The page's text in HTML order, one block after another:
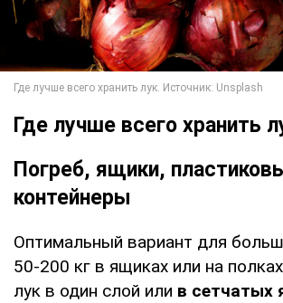
Где лучше всего хранить
Погреб, ящики,
контейнеры
Оптимальный вариант для
50-200 кг в ящиках или на
лук в один слой или в сетчатых